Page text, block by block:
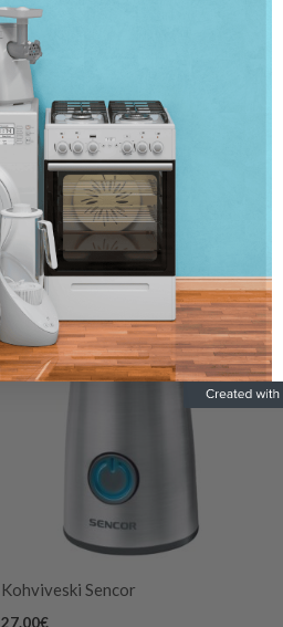
Kohviveski Sencor
27.00€